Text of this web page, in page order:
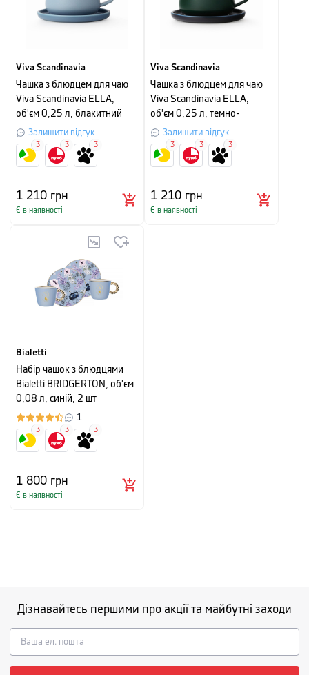
Viva Scandinavia
Чашка з блюдцем для чаю
Viva Scandinavia ELLA,
об'єм 0,25 л, блакитний
Залишити відгук
1 210 грн
Є в наявності
3 3 3
Viva Scandinavia
Чашка з блюдцем для чаю
Viva Scandinavia ELLA,
об'єм 0,25 л, темно-
зелений
Залишити відгук
1 210 грн
Є в наявності
3 3 3
Bialetti
Набір чашок з блюдцями
Bialetti BRIDGERTON, об'єм
0,08 л, синій, 2 шт
1
1 800 грн
Є в наявності
3 3 3
Дізнавайтесь першими про акції та майбутні заходи